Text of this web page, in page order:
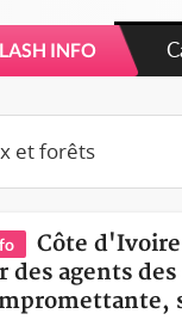
INFO
Côte
des agents